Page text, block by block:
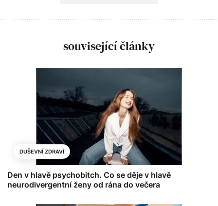
související články
DUŠEVNÍ ZDRAVÍ
Den v hlavě psychobitch. Co se děje v hlavě
neurodivergentní ženy od rána do večera